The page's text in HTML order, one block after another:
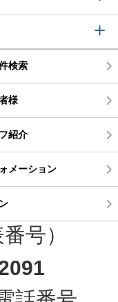
検索
様
紹介
メーション
号）